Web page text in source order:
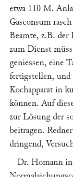
etwa 110 M.
Gasconsum
Beamte, z.B. der
zum Dienst
geniessen, eine
fertigstellen, und
Kochapparat in
können. Auf
zur Lösung der
beitragen.
dringend,
Dr. Homann